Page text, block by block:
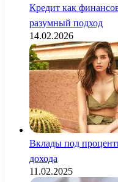
Кредит как
разумный подход
14.02.2026
Вклады под
дохода
11.02.2025